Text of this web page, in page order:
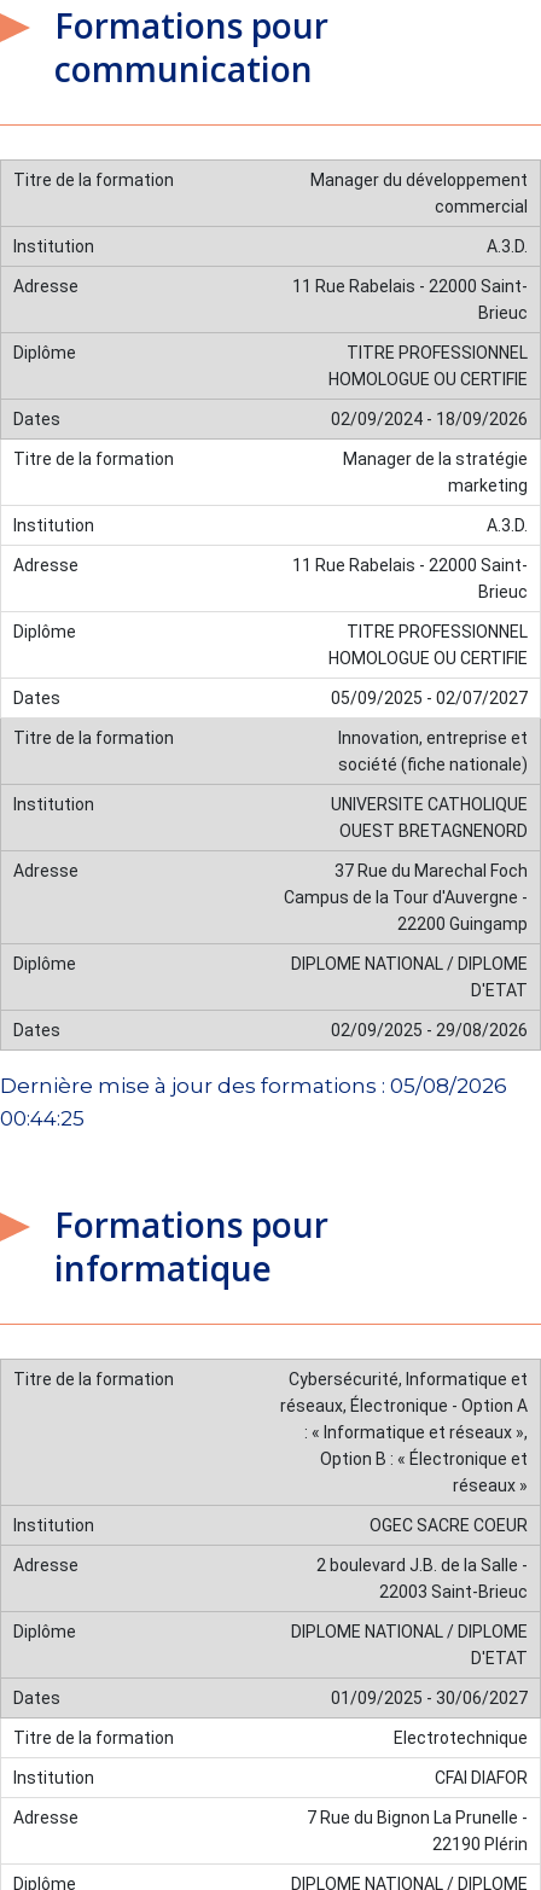
Formations pour
communication
Manager du développement
commercial
A.3.D.
11 Rue Rabelais - 22000 Saint-
Brieuc
TITRE PROFESSIONNEL
HOMOLOGUE OU CERTIFIE
02/09/2024 - 18/09/2026
Manager de la stratégie
marketing
A.3.D.
11 Rue Rabelais - 22000 Saint-
Brieuc
TITRE PROFESSIONNEL
HOMOLOGUE OU CERTIFIE
05/09/2025 - 02/07/2027
Innovation, entreprise et
société (fiche nationale)
UNIVERSITE CATHOLIQUE
OUEST BRETAGNENORD
37 Rue du Marechal Foch
Campus de la Tour d'Auvergne -
22200 Guingamp
DIPLOME NATIONAL / DIPLOME
D'ETAT
02/09/2025 - 29/08/2026
Dernière mise à jour des formations : 05/08/2026
00:44:25
Formations pour
informatique
Cybersécurité, Informatique et
réseaux, Électronique - Option A
: « Informatique et réseaux »,
Option B : « Électronique et
réseaux »
OGEC SACRE COEUR
2 boulevard J.B. de la Salle -
22003 Saint-Brieuc
DIPLOME NATIONAL / DIPLOME
D'ETAT
01/09/2025 - 30/06/2027
Electrotechnique
CFAI DIAFOR
7 Rue du Bignon La Prunelle -
22190 Plérin
DIPLOME NATIONAL / DIPLOME